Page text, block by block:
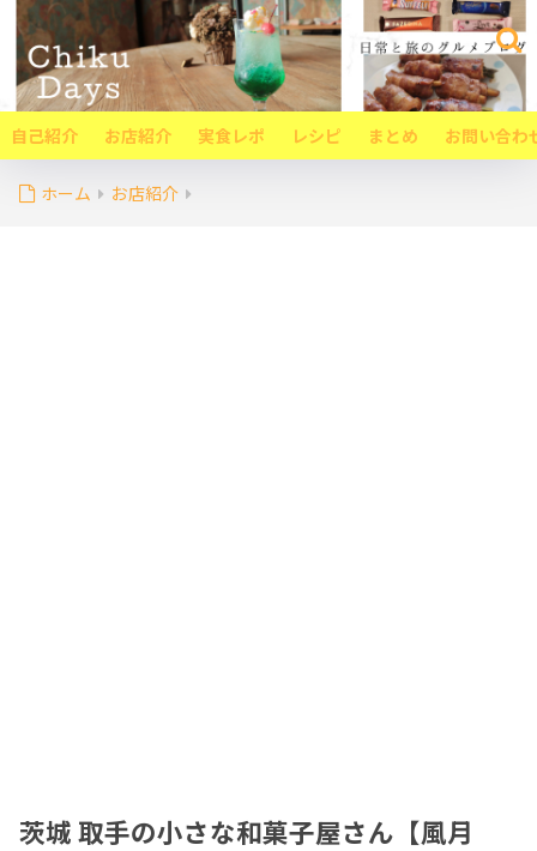
自己紹介 お店紹介 実食レポ レシピ まとめ お問い合わ
ホーム お店紹介
茨城 取手の小さな和菓子屋さん【風月